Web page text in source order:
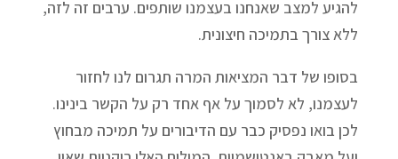
להגיע למצב שאנחנו בעצמנו שותפים. ערבים זה לזה,
ללא צורך בתמיכה חיצונית.
בסופו של דבר המציאות המרה תגרום לנו לחזור
לעצמנו, לא לסמוך על אף אחד רק על הקשר בינינו.
לכן בואו נפסיק כבר עם הדיבורים על תמיכה מבחוץ